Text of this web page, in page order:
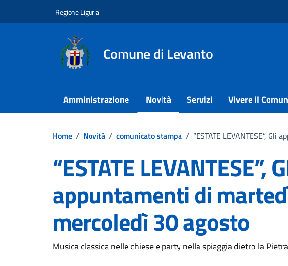
Regione Liguria
Comune di Levanto
Amministrazione Novità Servizi Vivere il
Home / Novità / comunicato stampa / “ESTATE LEVANTESE”,
“ESTATE LEVANTESE”,
appuntamenti di
mercoledì 30 agosto
Dettagli della notizia
Musica classica nelle chiese e party nella spiaggia dietro la Pietra